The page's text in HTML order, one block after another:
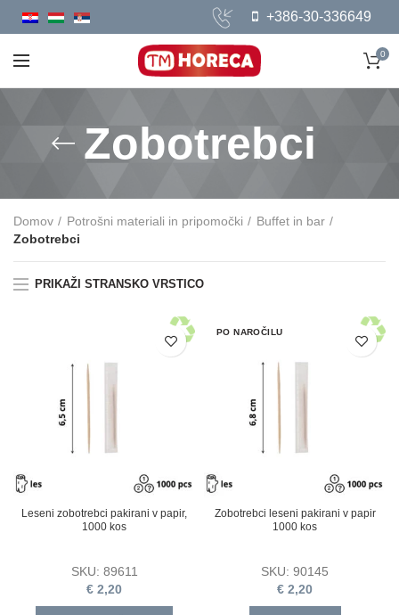
+386-30-336649
0
Zobotrebci
Domov Potrošni materiali in pripomočki
Buffet in bar
Zobotrebci
PRIKAŽI STRANSKO VRSTICO
Leseni zobotrebci pakirani v papir,
1000 kos
SKU: 89611
€ 2,20
PO NAROČILU
Zobotrebci leseni pakirani v papir
1000 kos
SKU: 90145
€ 2,20